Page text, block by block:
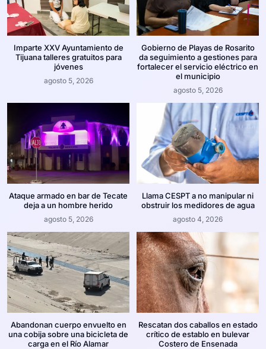
Imparte XXV Ayuntamiento de
Tijuana talleres gratuitos para
jóvenes
agosto 5, 2026
Gobierno de Playas de Rosarito
da seguimiento a gestiones para
fortalecer el servicio eléctrico en
el municipio
agosto 5, 2026
Ataque armado en bar de Tecate
deja a un hombre herido
agosto 5, 2026
Llama CESPT a no manipular ni
obstruir los medidores de agua
agosto 4, 2026
Abandonan cuerpo envuelto en
una cobija sobre una bicicleta de
carga en el Río Alamar
Rescatan dos caballos en estado
crítico de establo en bulevar
Costero de Ensenada